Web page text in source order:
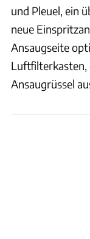
und Pleuel, ein
neue
Ansaugseite
Luftfilterkasten,
Ansaugrüssel